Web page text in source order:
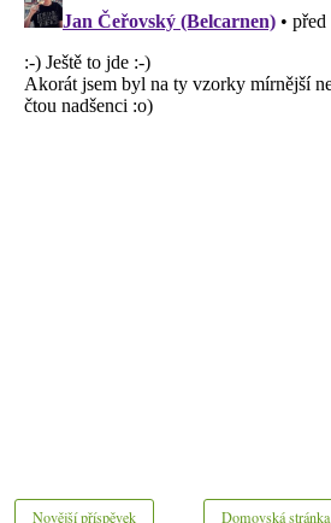
Novější příspěvek Domovská stránka